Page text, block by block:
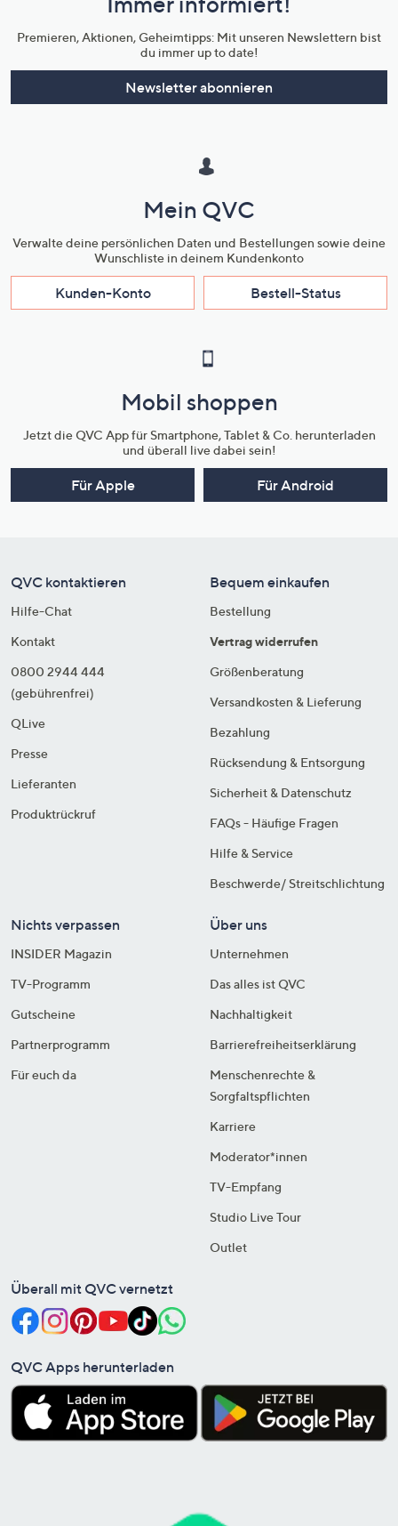
Unternehmensinformationen
Premieren, Aktionen, Geheimtipps: Mit unseren Newslettern bist
du immer up to date!
Newsletter abonnieren
Mein QVC
Verwalte deine persönlichen Daten und Bestellungen sowie deine
Wunschliste in deinem Kundenkonto
Kunden-Konto Bestell-Status
Mobil shoppen
Jetzt die QVC App für Smartphone, Tablet & Co. herunterladen
und überall live dabei sein!
Für Apple Für Android
QVC kontaktieren
Hilfe-Chat
Kontakt
0800 2944 444
(gebührenfrei)
QLive
Presse
Lieferanten
Produktrückruf
Bequem einkaufen
Bestellung
Vertrag widerrufen
Größenberatung
Versandkosten & Lieferung
Bezahlung
Rücksendung & Entsorgung
Sicherheit & Datenschutz
FAQs - Häufige Fragen
Hilfe & Service
Beschwerde/ Streitschlichtung
Nichts verpassen
INSIDER Magazin
TV-Programm
Gutscheine
Partnerprogramm
Für euch da
Über uns
Unternehmen
Das alles ist QVC
Nachhaltigkeit
Barrierefreiheitserklärung
Menschenrechte &
Sorgfaltspflichten
Karriere
Moderator*innen
TV-Empfang
Studio Live Tour
Outlet
Überall mit QVC vernetzt
QVC Apps herunterladen